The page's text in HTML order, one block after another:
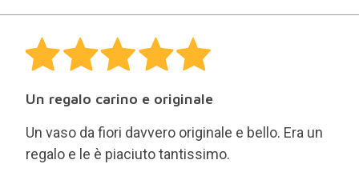
Un regalo carino e originale
Un vaso da fiori davvero originale e bello. Era un
regalo e le è piaciuto tantissimo.